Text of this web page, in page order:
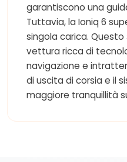
garantiscono una
Tuttavia, la Ioniq 6
singola carica.
vettura ricca di
navigazione e
di uscita di corsia e il
maggiore tranquillità